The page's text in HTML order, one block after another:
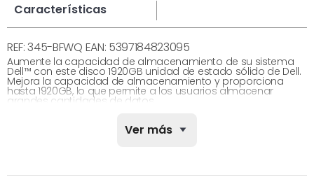
Características
REF: 345-BFWQ EAN: 5397184823095
Aumente la capacidad de almacenamiento de su sistema
Dell™ con este disco 1920GB unidad de estado sólido de Dell.
Mejora la capacidad de almacenamiento y proporciona
hasta 1920GB, lo que permite a los usuarios almacenar
grandes cantidades de datos.
Ver más